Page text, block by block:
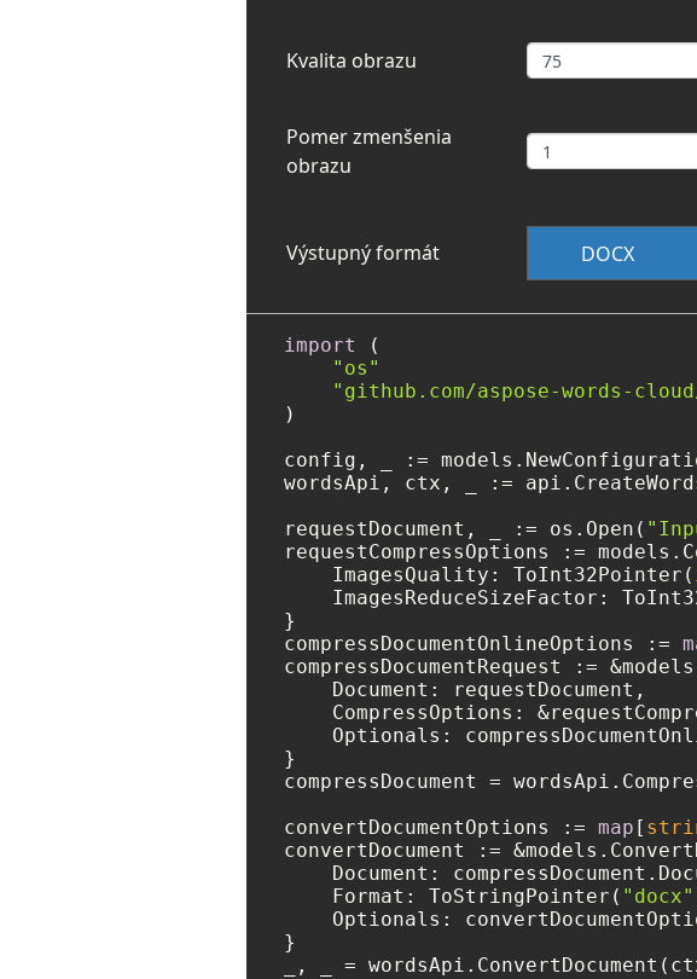
Kvalita obrazu
Pomer zmenšenia
obrazu
Výstupný formát
import
(
"os"
"github.com/aspose-words-
)
config, _ :=
wordsApi, ctx, _ :=
requestDocument, _ := os.Open(
requestCompressOptions :=
    ImagesQuality: ToInt32Pointer(
ImagesReduceSizeFactor:
}
compressDocumentOnlineOptions :=
compressDocumentRequest :=
    Document: requestDocument,
CompressOptions:
Optionals:
}
compressDocument =
convertDocumentOptions := map [
convertDocument :=
Document:
    Format: ToStringPointer(
"docx"
Optionals:
}
_, _ =